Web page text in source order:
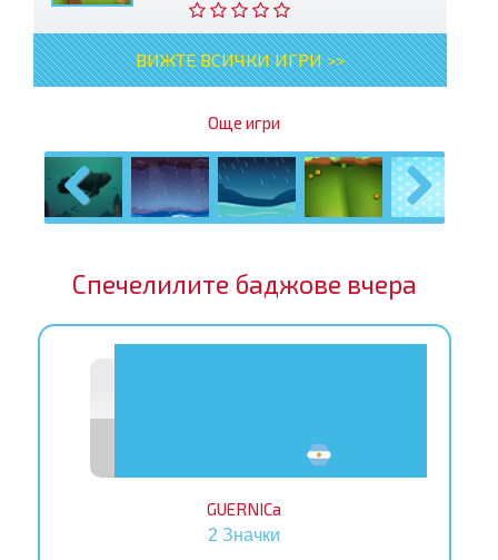
ВИЖТЕ ВСИЧКИ ИГРИ >>
Още игри
Previous Next
Спечелилите баджове вчера
GUERNICa
2 Значки